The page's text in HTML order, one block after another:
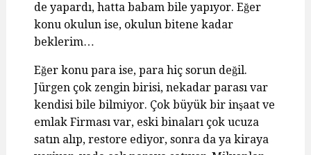
de yapardı, hatta babam bile yapıyor. Eğer
konu okulun ise, okulun bitene kadar
beklerim…
Eğer konu para ise, para hiç sorun değil.
Jürgen çok zengin birisi, nekadar parası var
kendisi bile bilmiyor. Çok büyük bir inşaat ve
emlak Firması var, eski binaları çok ucuza
satın alıp, restore ediyor, sonra da ya kiraya